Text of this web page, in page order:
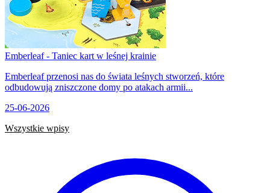
Emberleaf - Taniec kart w leśnej krainie
Emberleaf przenosi nas do świata leśnych stworzeń, które
odbudowują zniszczone domy po atakach armii...
25-06-2026
Wszystkie wpisy